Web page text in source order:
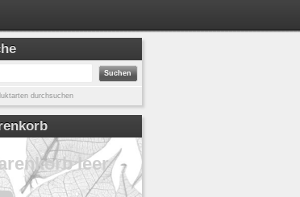
durchsuchen
leer